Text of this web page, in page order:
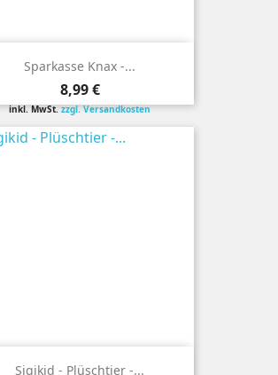
Sparkasse Knax -...
Preis
8,99 €
inkl. MwSt.zzgl. Versandkosten
Sigikid - Plüschtier -...